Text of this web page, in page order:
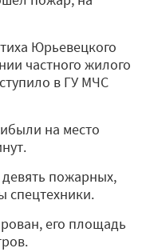
Юрьевецкого
частного жилого
в ГУ МЧС
на место
пожарных,
спецтехники.
его площадь